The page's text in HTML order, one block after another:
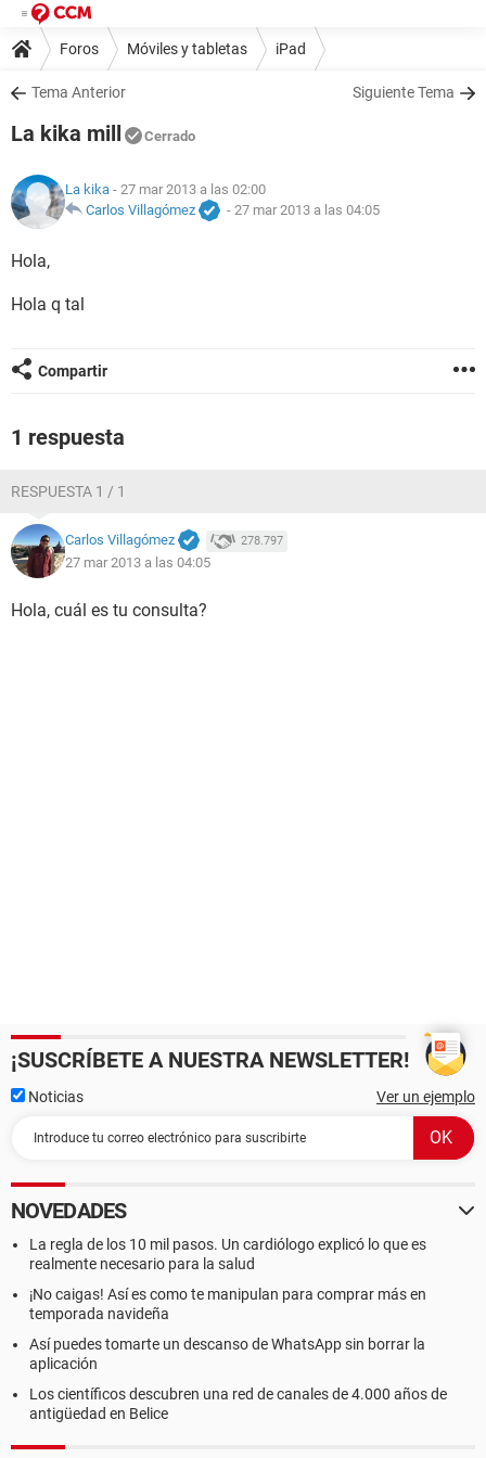
Foros Móviles y tabletas iPad
Tema Anterior Siguiente Tema
La kika mill Cerrado
La kika - 27 mar 2013 a las 02:00
Carlos Villagómez
- 27 mar 2013 a las 04:05
Hola,
Hola q tal
Compartir
1 respuesta
RESPUESTA 1 / 1
Carlos Villagómez 278.797
27 mar 2013 a las 04:05
Hola, cuál es tu consulta?
¡SUSCRÍBETE A NUESTRA NEWSLETTER!
Noticias Ver un ejemplo
NOVEDADES
La regla de los 10 mil pasos. Un cardiólogo explicó lo que es
realmente necesario para la salud
¡No caigas! Así es como te manipulan para comprar más en
temporada navideña
Así puedes tomarte un descanso de WhatsApp sin borrar la
aplicación
Los científicos descubren una red de canales de 4.000 años de
antigüedad en Belice